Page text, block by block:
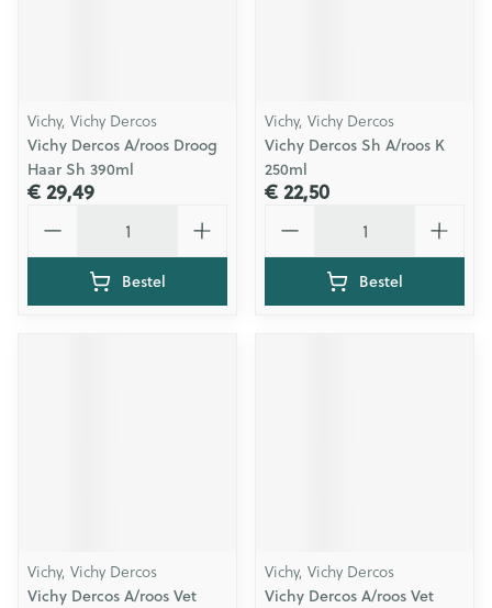
Vichy, Vichy Dercos
Vichy Dercos A/roos Droog
Haar Sh 390ml
€ 29,49
Bestel
Vichy, Vichy Dercos
Vichy Dercos Sh A/roos K
250ml
€ 22,50
Bestel
Vichy, Vichy Dercos
Vichy Dercos A/roos Vet
Vichy, Vichy Dercos
Vichy Dercos A/roos Vet